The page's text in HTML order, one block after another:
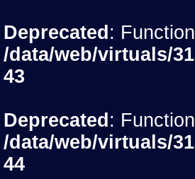
Deprecated :
/data/web/virtuals/
43
Deprecated :
/data/web/virtuals/
44